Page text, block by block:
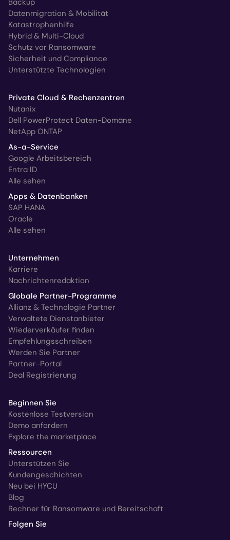
Backup
Datenmigration & Mobilität
Katastrophenhilfe
Hybrid & Multi-Cloud
Schutz vor Ransomware
Sicherheit und Compliance
Unterstützte Technologien
Private Cloud & Rechenzentren
Nutanix
Dell PowerProtect Daten-Domäne
NetApp ONTAP
As-a-Service
Google Arbeitsbereich
Entra ID
Alle sehen
Apps & Datenbanken
SAP HANA
Oracle
Alle sehen
Unternehmen
Karriere
Nachrichtenredaktion
Globale Partner-Programme
Allianz & Technologie Partner
Verwaltete Dienstanbieter
Wiederverkäufer finden
Empfehlungsschreiben
Werden Sie Partner
Partner-Portal
Deal Registrierung
Beginnen Sie
Kostenlose Testversion
Demo anfordern
Explore the marketplace
Ressourcen
Unterstützen Sie
Kundengeschichten
Neu bei HYCU
Blog
Rechner für Ransomware und Bereitschaft
Folgen Sie